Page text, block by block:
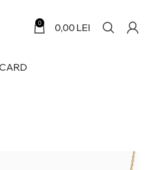
0
0,00 LEI